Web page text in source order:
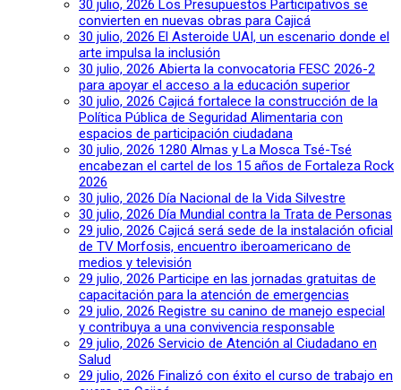
30 julio, 2026 Los Presupuestos Participativos se
convierten en nuevas obras para Cajicá
30 julio, 2026 El Asteroide UAI, un escenario donde el
arte impulsa la inclusión
30 julio, 2026 Abierta la convocatoria FESC 2026-2
para apoyar el acceso a la educación superior
30 julio, 2026 Cajicá fortalece la construcción de la
Política Pública de Seguridad Alimentaria con
espacios de participación ciudadana
30 julio, 2026 1280 Almas y La Mosca Tsé-Tsé
encabezan el cartel de los 15 años de Fortaleza Rock
2026
30 julio, 2026 Día Nacional de la Vida Silvestre
30 julio, 2026 Día Mundial contra la Trata de Personas
29 julio, 2026 Cajicá será sede de la instalación oficial
de TV Morfosis, encuentro iberoamericano de
medios y televisión
29 julio, 2026 Participe en las jornadas gratuitas de
capacitación para la atención de emergencias
29 julio, 2026 Registre su canino de manejo especial
y contribuya a una convivencia responsable
29 julio, 2026 Servicio de Atención al Ciudadano en
Salud
29 julio, 2026 Finalizó con éxito el curso de trabajo en